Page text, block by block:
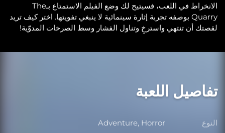
الانخراط في اللعب، فسيتيح لك وضع الفيلم الاستمتاع بـThe
Quarry بوصفه تجربة إثارة سينمائية لا ينبغي تفويتها. اختر كيف تريد
لقصتك أن تنتهي واسترخِ وتناول الفشار وسط الصرخات المدوّية!
تفاصيل اللعبة
النوع النوع
Adventure, Horror